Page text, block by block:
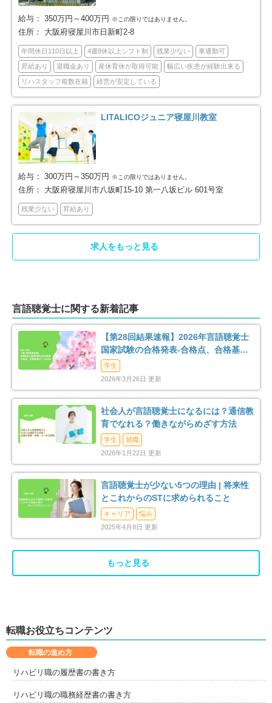
堺市東区 8 堺市西区 27
堺市南区 8 堺市北区 32
堺市美原区 8 岸和田市
豊中市 池田市
吹田市 76
茨木市 八尾市
泉佐野市 15 富田林市 22
松原市 15 大東市 9
和泉市 23 箕面市 27
羽曳野市
門真市 33 摂津市 23
高石市
東大阪市 泉南市
四條畷市 6 交野市 14
阪南市
泉北郡忠岡町
給与： 350万円～400万円 ※この限りではありません。
住所： 大阪府寝屋川市日新町2-8
年間休日110日以上 4週8休以上シフト制 残業少ない 車通勤可
昇給あり 退職金あり 産休育休が取得可能 幅広い疾患が経験出来る
リハスタッフ複数在籍 経営が安定している
LITALICOジュニア寝屋川教室
給与： 300万円～350万円 ※この限りではありません。
住所： 大阪府寝屋川市八坂町15-10 第一八坂ビル 601号室
残業少ない 昇給あり
求人をもっと見る
言語聴覚士に関する新着記事
【第28回結果速報】2026年言語聴覚士
国家試験の合格発表-合格点、合格基
準、合格率など-
学生
2026年3月26日 更新
社会人が言語聴覚士になるには？通信教
育でなれる？働きながらめざす方法
学生
就職
2026年1月22日 更新
言語聴覚士が少ない5つの理由 | 将来性
とこれからのSTに求められること
キャリア
悩み
2025年4月8日 更新
もっと見る
転職お役立ちコンテンツ
転職の進め方
リハビリ職の履歴書の書き方
リハビリ職の職務経歴書の書き方